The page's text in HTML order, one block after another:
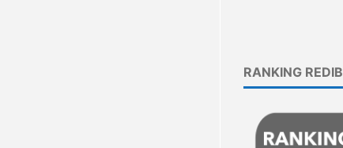
RANKING REDIB